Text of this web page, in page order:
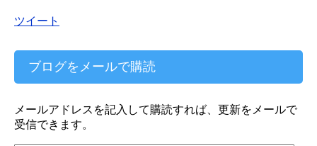
ツイート
ブログをメールで購読
メールアドレスを記入して購読すれば、更新をメールで
受信できます。